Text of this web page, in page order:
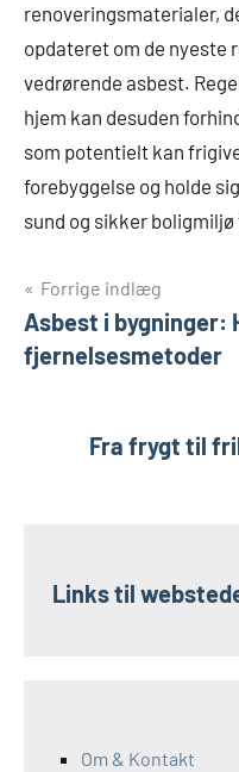
renoveringsmaterialer,
opdateret om de nyeste
vedrørende asbest.
hjem kan desuden
som potentielt kan
forebyggelse og holde
sund og sikker
Forrige indlæg
Asbest i bygninger:
fjernelsesmetoder
Fra frygt til
Links til
Om & Kontakt